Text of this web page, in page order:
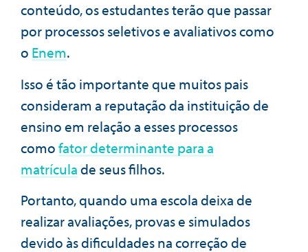
conteúdo, os estudantes terão que passar
por processos seletivos e avaliativos como
o Enem.
Isso é tão importante que muitos pais
consideram a reputação da instituição de
ensino em relação a esses processos
comofator determinante para a
matrículade seus filhos.
Portanto, quando uma escola deixa de
realizar avaliações, provas e simulados
devido às dificuldades na correção de